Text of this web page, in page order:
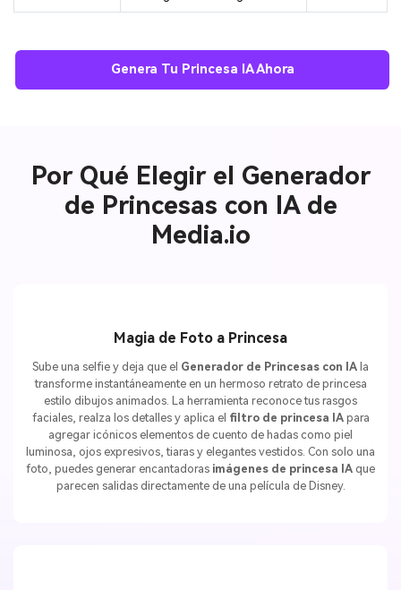
Genera Tu Princesa IA Ahora
Por Qué Elegir el Generador
de Princesas con IA de
Media.io
Magia de Foto a Princesa
Sube una selfie y deja que el Generador de Princesas con IA la
transforme instantáneamente en un hermoso retrato de princesa
estilo dibujos animados. La herramienta reconoce tus rasgos
faciales, realza los detalles y aplica el filtro de princesa IApara
agregar icónicos elementos de cuento de hadas como piel
luminosa, ojos expresivos, tiaras y elegantes vestidos. Con solo una
foto, puedes generar encantadoras imágenes de princesa IA que
parecen salidas directamente de una película de Disney.